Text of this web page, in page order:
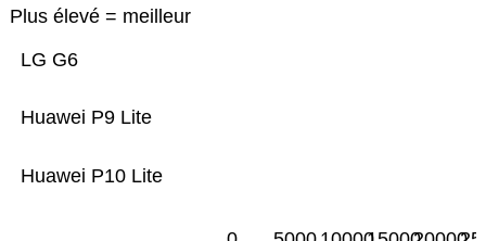
Plus élevé = meilleur
Huawei P10 Lite
Huawei P9 Lite
LG G6